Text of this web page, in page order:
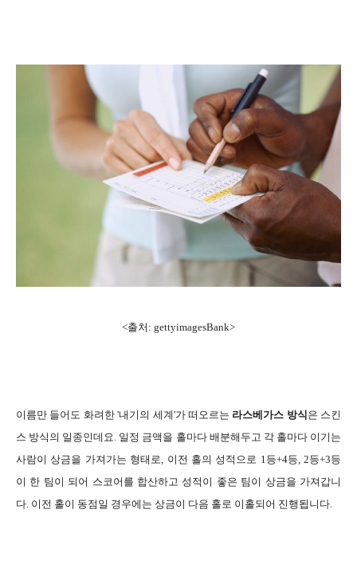
<출처: gettyimagesBank>
이름만 들어도 화려한 '내기의 세계'가 떠오르는 라스베가스 방식은 스킨
스 방식의 일종인데요. 일정 금액을 홀마다 배분해두고 각 홀마다 이기는
사람이 상금을 가져가는 형태로, 이전 홀의 성적으로 1등+4등, 2등+3등
이 한 팀이 되어 스코어를 합산하고 성적이 좋은 팀이 상금을 가져갑니
다. 이전 홀이 동점일 경우에는 상금이 다음 홀로 이홀되어 진행됩니다.